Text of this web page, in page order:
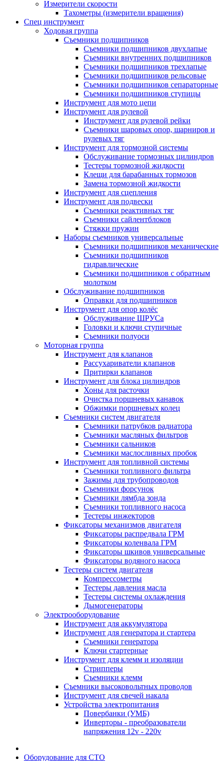
Измерители скорости
Тахометры (измерители вращения)
Спец инструмент
Ходовая группа
Съемники подшипников
Съемники подшипников двухлапые
Съемники внутренних подшипников
Съемники подшипников трехлапые
Съемники подшипников рельсовые
Съемники подшипников сепараторные
Съемники подшипников ступицы
Инструмент для мото цепи
Инструмент для рулевой
Инструмент для рулевой рейки
Съемники шаровых опор, шарниров и
рулевых тяг
Инструмент для тормозной системы
Обслуживание тормозных цилиндров
Тестеры тормозной жидкости
Клещи для барабанных тормозов
Замена тормозной жидкости
Инструмент для сцепления
Инструмент для подвески
Съемники реактивных тяг
Съемники сайлентблоков
Стяжки пружин
Наборы съемников универсальные
Съемники подшипников механические
Съемники подшипников
гидравлические
Съемники подшипников с обратным
молотком
Обслуживание подшипников
Оправки для подшипников
Инструмент для опор колёс
Обслуживание ШРУСа
Головки и ключи ступичные
Съемники полуоси
Моторная группа
Инструмент для клапанов
Рассухариватели клапанов
Притирки клапанов
Инструмент для блока цилиндров
Хоны для расточки
Очистка поршневых канавок
Обжимки поршневых колец
Съемники систем двигателя
Съемники патрубков радиатора
Съемники масляных фильтров
Съемники сальников
Съемники маслосливных пробок
Инструмент для топливной системы
Съемники топливного фильтра
Зажимы для трубопроводов
Съемники форсунок
Съемники лямбда зонда
Съемники топливного насоса
Тестеры инжекторов
Фиксаторы механизмов двигателя
Фиксаторы распредвала ГРМ
Фиксаторы коленвала ГРМ
Фиксаторы шкивов универсальные
Фиксаторы водяного насоса
Тестеры систем двигателя
Компрессометры
Тестеры давления масла
Тестеры системы охлаждения
Дымогенераторы
Электрооборудование
Инструмент для аккумулятора
Инструмент для генератора и стартера
Съемники генератора
Ключи стартерные
Инструмент для клемм и изоляции
Стрипперы
Съемники клемм
Съемники высоковольтных проводов
Инструмент для свечей накала
Устройства электропитания
Повербанки (УМБ)
Инверторы - преобразователи
напряжения 12v - 220v
Оборудование для СТО